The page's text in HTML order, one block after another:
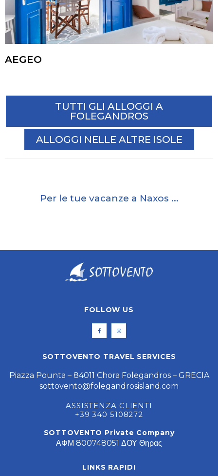
AEGEO
TUTTI GLI ALLOGGI A
FOLEGANDROS
ALLOGGI NELLE ALTRE ISOLE
Per le tue vacanze a Naxos ...
FOLLOW US
SOTTOVENTO TRAVEL SERVICES
Piazza Pounta – 84011 Chora Folegandros – GRECIA
sottovento@folegandrosisland.com
ASSISTENZA CLIENTI
+39 340 5108272
SOTTOVENTO Private Company
ΑΦΜ 800748051 ΔΟΥ Θηρας
LINKS RAPIDI